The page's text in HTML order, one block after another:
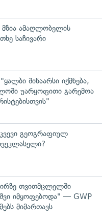
მზია ამაღლობელის
საჩივარი
შინაარსი იქმნება,
უარყოფითი გარემოა
გეოგრაფიულ
თვითმცლელში
იმყოფებოდა" — GWP
მიმართავს